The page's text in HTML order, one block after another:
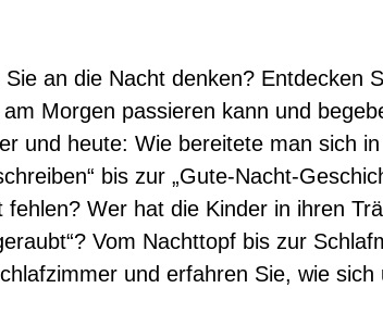
an die Nacht denken? Entdecken
Morgen passieren kann und
und heute: Wie bereitete man sich
bis zur „Gute-Nacht-
Wer hat die Kinder in ihren
Vom Nachttopf bis zur
und erfahren Sie, wie sich